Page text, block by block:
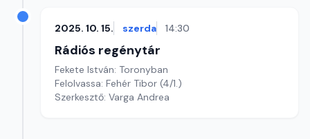
2025. 10. 15. szerda 14:30
Rádiós regénytár
Fekete István: Toronyban
Felolvassa: Fehér Tibor (4/1.)
Szerkesztő: Varga Andrea